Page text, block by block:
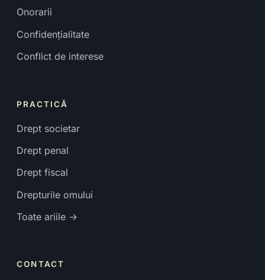
Onorarii
Confidențialitate
Conflict de interese
PRACTICĂ
Drept societar
Drept penal
Drept fiscal
Drepturile omului
Toate ariile →
CONTACT